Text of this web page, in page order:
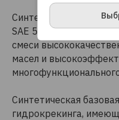
Синтетическое
SAE 5W-30 API SN
смеси
масел и
Синтетическая
гидрокрекинга,